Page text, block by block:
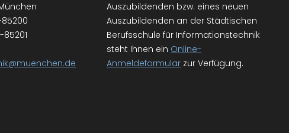
Auszubildenden bzw. eines neuen
Auszubildenden an der Städtischen
Berufsschule für Informationstechnik
steht Ihnen ein Online-
Anmeldeformular zur Verfügung.